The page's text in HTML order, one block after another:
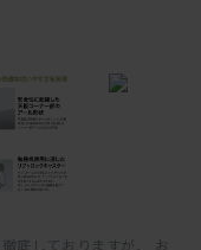
底しておりますが、 お